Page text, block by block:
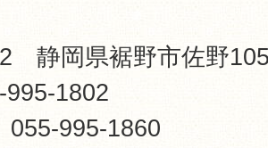
静岡県裾野市佐野
995-1802
055-995-1860​​​​​​​